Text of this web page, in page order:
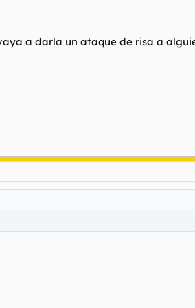
a darla un ataque de risa a